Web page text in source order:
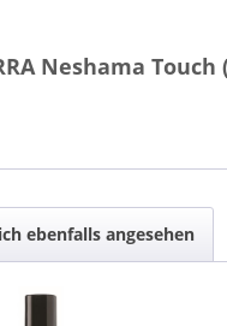
Neshama
ebenfalls angesehen